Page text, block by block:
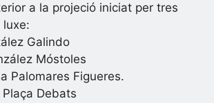
a la projeció iniciat per tres
luxe:
Galindo
Móstoles
Palomares Figueres.
Plaça Debats